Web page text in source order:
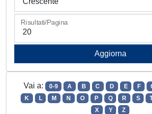
Risultati/Pagina
Vai a: 0-9 A B C D E F
K
L M N O P Q R S
X
Y Z